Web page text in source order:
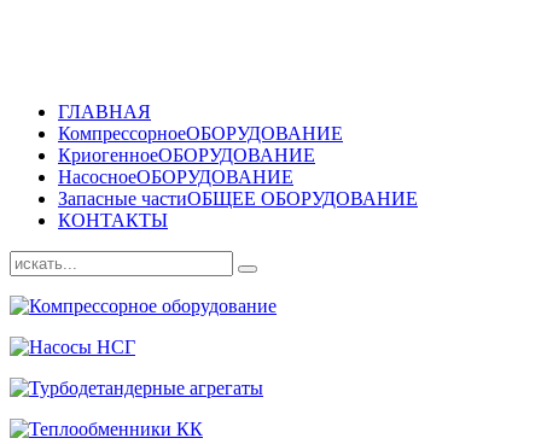
ГЛАВНАЯ
КомпрессорноеОБОРУДОВАНИЕ
КриогенноеОБОРУДОВАНИЕ
НасосноеОБОРУДОВАНИЕ
Запасные частиОБЩЕЕ ОБОРУДОВАНИЕ
КОНТАКТЫ